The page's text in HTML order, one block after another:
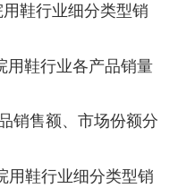
鞋行业细分类型销
用鞋行业各产品销量
销售额、市场份额分
用鞋行业细分类型销